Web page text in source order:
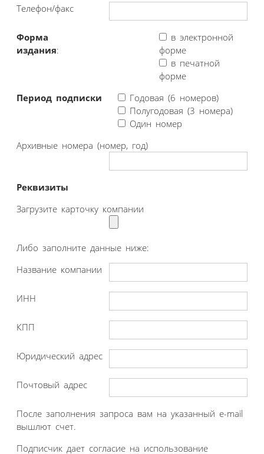
Телефон/факс
Форма
издания:
в электронной
форме
в печатной
форме
Период подписки
Годовая (6 номеров)
Полугодовая (3 номера)
Один номер
Архивные номера (номер, год)
Реквизиты
Загрузите карточку компании
Либо заполните данные ниже:
Название компании
ИНН
КПП
Юридический адрес
Почтовый адрес
После заполнения запроса вам на указанный e-mail
вышлют счет.
Подписчик дает согласие на использование